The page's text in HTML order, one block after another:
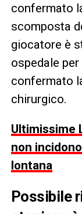
confermato
scomposta
giocatore è
ospedale
confermato
chirurgico.
Ultimissime
non
lontana
Possibile